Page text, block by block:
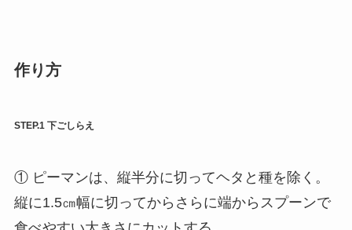
作り方
STEP.1 下ごしらえ
① ピーマンは、縦半分に切ってヘタと種を除く。
縦に1.5㎝幅に切ってからさらに端からスプーンで